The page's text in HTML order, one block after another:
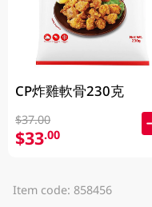
CP炸雞軟骨230克
$37.00
$33.00
Item code: 858456